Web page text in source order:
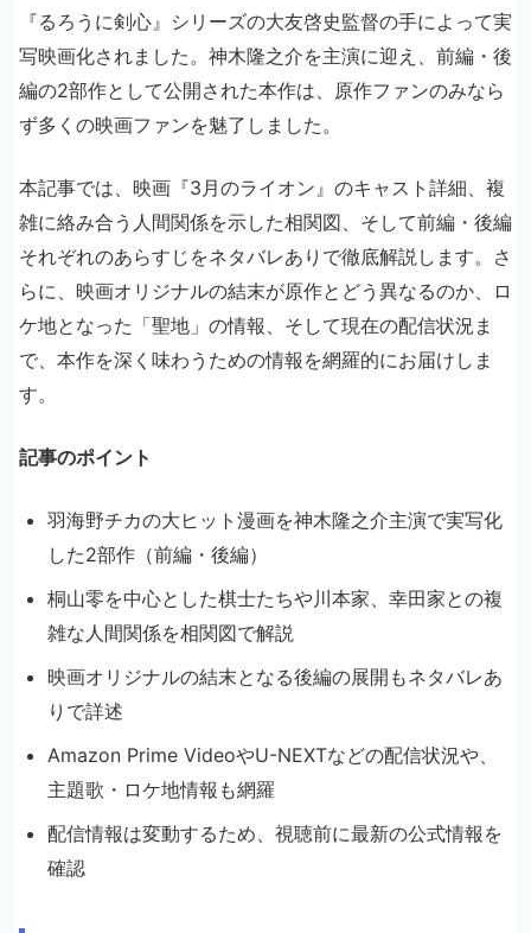
『るろうに剣心』シリーズの大友啓史監督の手によって実
写映画化されました。神木隆之介を主演に迎え、前編・後
編の2部作として公開された本作は、原作ファンのみなら
ず多くの映画ファンを魅了しました。
本記事では、映画『3月のライオン』のキャスト詳細、複
雑に絡み合う人間関係を示した相関図、そして前編・後編
それぞれのあらすじをネタバレありで徹底解説します。さ
らに、映画オリジナルの結末が原作とどう異なるのか、ロ
ケ地となった「聖地」の情報、そして現在の配信状況ま
で、本作を深く味わうための情報を網羅的にお届けしま
す。
記事のポイント
羽海野チカの大ヒット漫画を神木隆之介主演で実写化
した2部作（前編・後編）
桐山零を中心とした棋士たちや川本家、幸田家との複
雑な人間関係を相関図で解説
映画オリジナルの結末となる後編の展開もネタバレあ
りで詳述
Amazon Prime VideoやU-NEXTなどの配信状況や、
主題歌・ロケ地情報も網羅
配信情報は変動するため、視聴前に最新の公式情報を
確認